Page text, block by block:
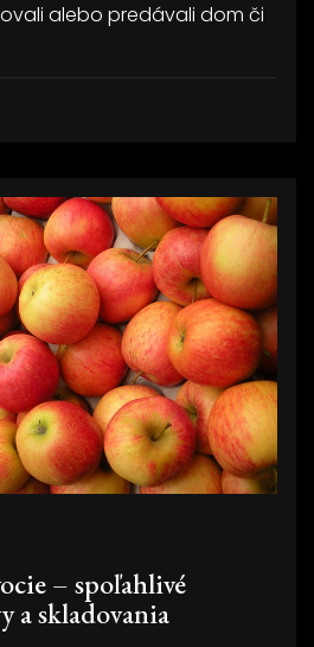
alebo predávali dom či
– spoľahlivé
a skladovania